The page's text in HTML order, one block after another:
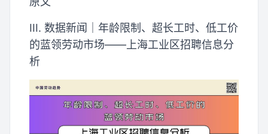
III. 数据新闻｜年龄限制、超长工时、低工价
的蓝领劳动市场——上海工业区招聘信息分
析